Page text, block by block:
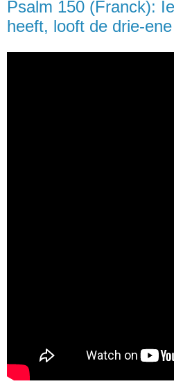
Psalm 150 (Franck):
heeft, looft de drie-